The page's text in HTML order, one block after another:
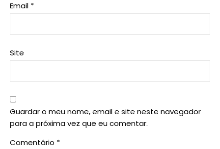
Email *
Site
Guardar o meu nome, email e site neste navegador
para a próxima vez que eu comentar.
Comentário *